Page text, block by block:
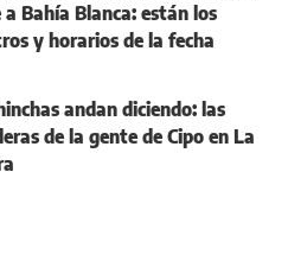
a Bahía Blanca: están los
y horarios de la fecha
andan diciendo: las
de la gente de Cipo en La